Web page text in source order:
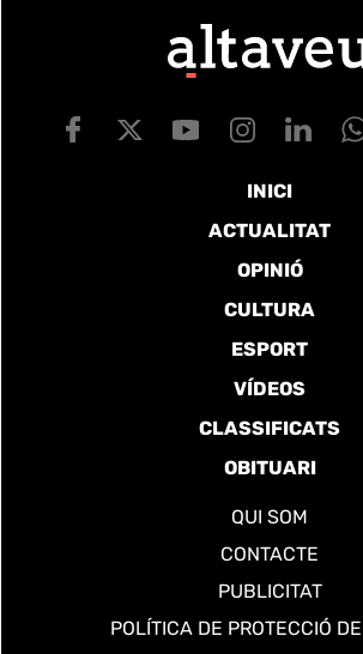
INICI
ACTUALITAT
OPINIÓ
CULTURA
ESPORT
VÍDEOS
CLASSIFICATS
OBITUARI
QUI SOM
CONTACTE
PUBLICITAT
POLÍTICA DE PROTECCIÓ